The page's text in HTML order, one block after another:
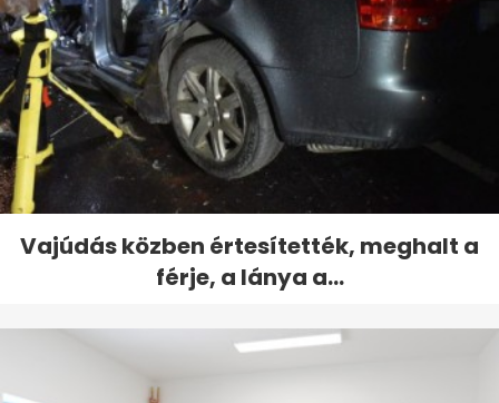
Vajúdás közben értesítették, meghalt a
férje, a lánya a...